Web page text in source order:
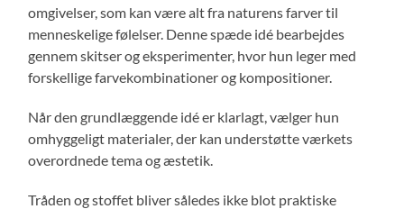
omgivelser, som kan være alt fra naturens farver til
menneskelige følelser. Denne spæde idé bearbejdes
gennem skitser og eksperimenter, hvor hun leger med
forskellige farvekombinationer og kompositioner.
Når den grundlæggende idé er klarlagt, vælger hun
omhyggeligt materialer, der kan understøtte værkets
overordnede tema og æstetik.
Tråden og stoffet bliver således ikke blot praktiske